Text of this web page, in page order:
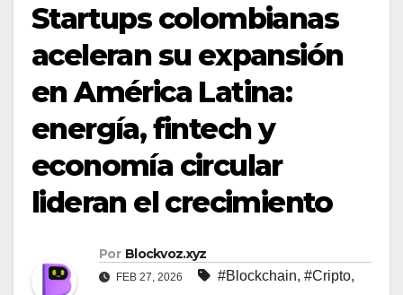
Startups colombianas
aceleran su expansión
en América Latina:
energía, fintech y
economía circular
lideran el crecimiento
Por Blockvoz.xyz
FEB 27, 2026 #Blockchain, #Cripto,